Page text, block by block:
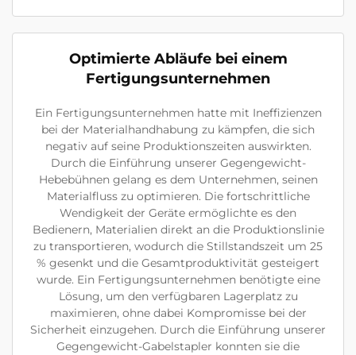
Optimierte Abläufe bei einem
Fertigungsunternehmen
Ein Fertigungsunternehmen hatte mit Ineffizienzen
bei der Materialhandhabung zu kämpfen, die sich
negativ auf seine Produktionszeiten auswirkten.
Durch die Einführung unserer Gegengewicht-
Hebebühnen gelang es dem Unternehmen, seinen
Materialfluss zu optimieren. Die fortschrittliche
Wendigkeit der Geräte ermöglichte es den
Bedienern, Materialien direkt an die Produktionslinie
zu transportieren, wodurch die Stillstandszeit um 25
% gesenkt und die Gesamtproduktivität gesteigert
wurde. Ein Fertigungsunternehmen benötigte eine
Lösung, um den verfügbaren Lagerplatz zu
maximieren, ohne dabei Kompromisse bei der
Sicherheit einzugehen. Durch die Einführung unserer
Gegengewicht-Gabelstapler konnten sie die